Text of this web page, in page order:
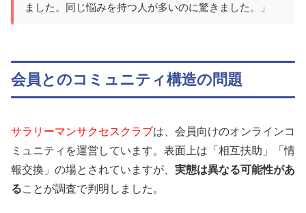
ました。同じ悩みを持つ人が多いのに驚きました。」
会員とのコミュニティ構造の問題
サラリーマンサクセスクラブは、会員向けのオンラインコ
ミュニティを運営しています。表面上は「相互扶助」「情
報交換」の場とされていますが、 実態は異なる可能性があ
ることが調査で判明しました。